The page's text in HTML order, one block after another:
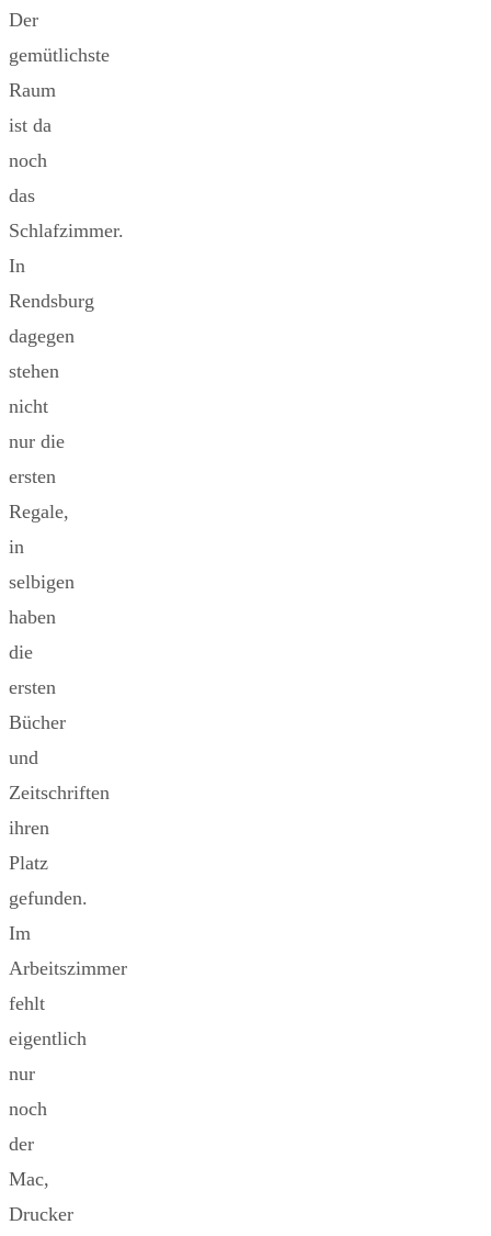
Der
gemütlichste
Raum
ist da
noch
das
Schlafzimmer.
In
Rendsburg
dagegen
stehen
nicht
nur die
ersten
Regale,
in
selbigen
haben
die
ersten
Bücher
und
Zeitschriften
ihren
Platz
gefunden.
Im
Arbeitszimmer
fehlt
eigentlich
nur
noch
der
Mac,
Drucker